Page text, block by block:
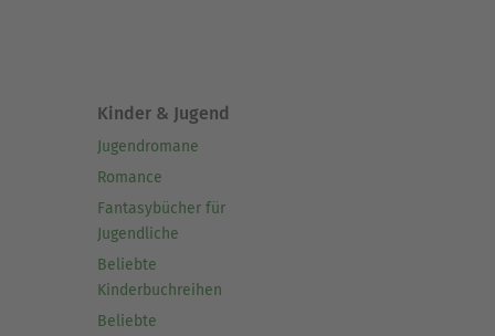
Kinder & Jugend
Jugendromane
Romance
Fantasybücher für
Jugendliche
Beliebte
Kinderbuchreihen
Beliebte